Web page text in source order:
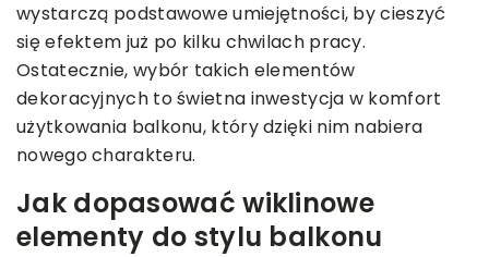
wystarczą podstawowe umiejętności, by cieszyć
się efektem już po kilku chwilach pracy.
Ostatecznie, wybór takich elementów
dekoracyjnych to świetna inwestycja w komfort
użytkowania balkonu, który dzięki nim nabiera
nowego charakteru.
Jak dopasować wiklinowe
elementy do stylu balkonu